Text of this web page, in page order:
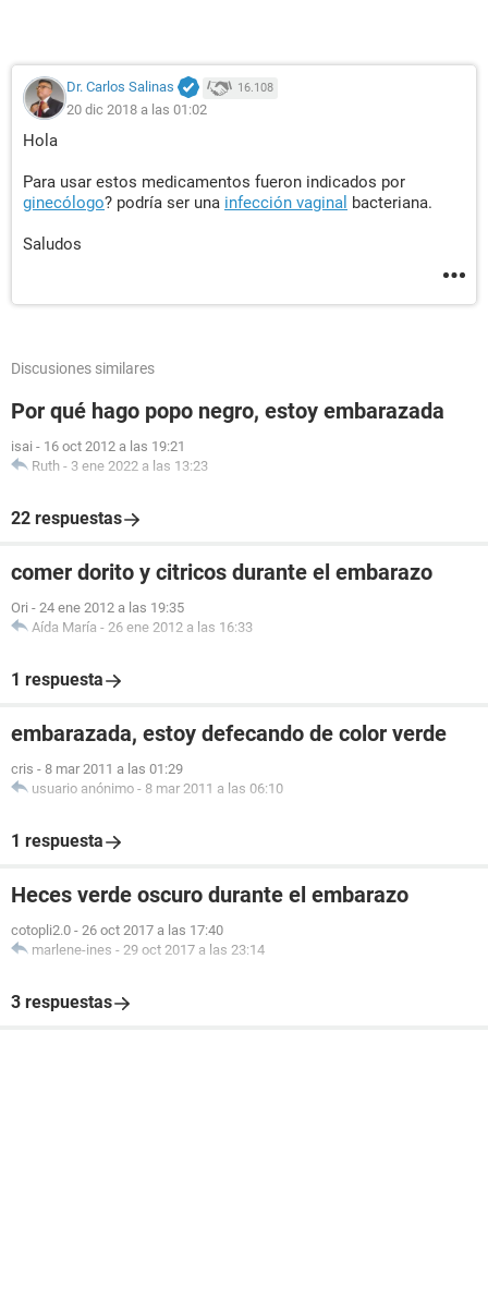
Dr. Carlos Salinas 16.108
20 dic 2018 a las 01:02
Hola
Para usar estos medicamentos fueron indicados por
ginecólogo? podría ser una infección vaginal bacteriana.
Saludos
Discusiones similares
Por qué hago popo negro, estoy embarazada
isai - 16 oct 2012 a las 19:21
Ruth - 3 ene 2022 a las 13:23
22 respuestas
comer dorito y citricos durante el embarazo
Ori - 24 ene 2012 a las 19:35
Aída María - 26 ene 2012 a las 16:33
1 respuesta
embarazada, estoy defecando de color verde
cris - 8 mar 2011 a las 01:29
usuario anónimo - 8 mar 2011 a las 06:10
1 respuesta
Heces verde oscuro durante el embarazo
cotopli2.0 - 26 oct 2017 a las 17:40
marlene-ines - 29 oct 2017 a las 23:14
3 respuestas